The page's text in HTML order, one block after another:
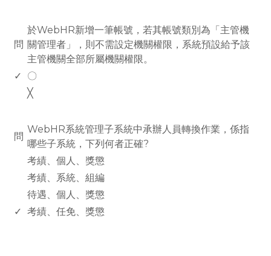
問
於WebHR新增一筆帳號，若其帳號類別為「主管機
關管理者」，則不需設定機關權限，系統預設給予該
主管機關全部所屬機關權限。
✓
〇
╳
問
WebHR系統管理子系統中承辦人員轉換作業，係指
哪些子系統，下列何者正確?
考績、個人、獎懲
考績、系統、組編
待遇、個人、獎懲
✓ 考績、任免、獎懲